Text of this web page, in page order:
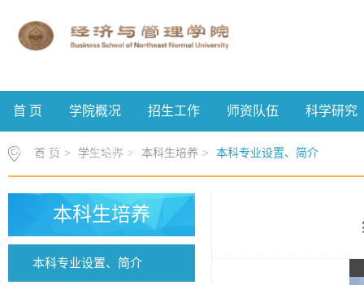
首 页 学院概况 招生工作 师资队伍 科学研究
校友工作 案例中心
首 页 > 学生培养 > 本科生培养 > 本科专业设置、简介
本科生培养
本科专业设置、简介